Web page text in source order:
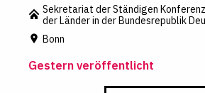
Sekretariat der Ständigen
der Länder in der Bundesrepublik
Bonn
Gestern veröffentlicht